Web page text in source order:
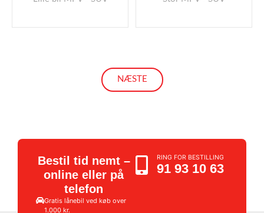
NÆSTE
Bestil tid nemt –
online eller på
telefon
Gratis lånebil ved køb over
1.000 kr.
RING FOR BESTILLING
91 93 10 63